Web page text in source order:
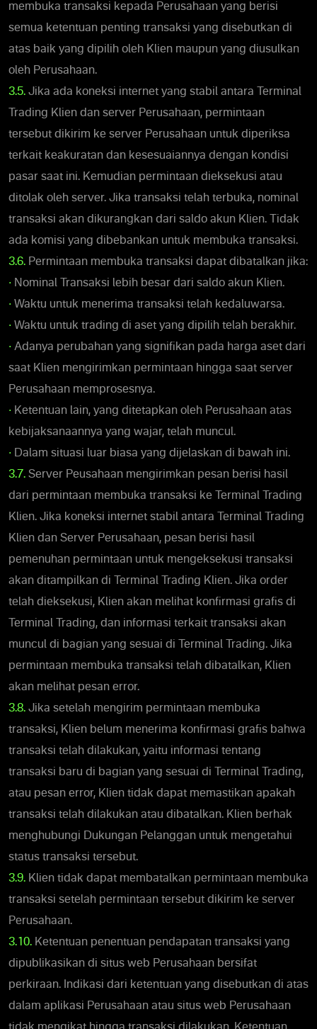
membuka transaksi kepada Perusahaan yang berisi
semua ketentuan penting transaksi yang disebutkan di
atas baik yang dipilih oleh Klien maupun yang diusulkan
oleh Perusahaan.
3.5. Jika ada koneksi internet yang stabil antara Terminal
Trading Klien dan server Perusahaan, permintaan
tersebut dikirim ke server Perusahaan untuk diperiksa
terkait keakuratan dan kesesuaiannya dengan kondisi
pasar saat ini. Kemudian permintaan dieksekusi atau
ditolak oleh server. Jika transaksi telah terbuka, nominal
transaksi akan dikurangkan dari saldo akun Klien. Tidak
ada komisi yang dibebankan untuk membuka transaksi.
3.6. Permintaan membuka transaksi dapat dibatalkan jika:
• Nominal Transaksi lebih besar dari saldo akun Klien.
• Waktu untuk menerima transaksi telah kedaluwarsa.
• Waktu untuk trading di aset yang dipilih telah berakhir.
• Adanya perubahan yang signifikan pada harga aset dari
saat Klien mengirimkan permintaan hingga saat server
Perusahaan memprosesnya.
• Ketentuan lain, yang ditetapkan oleh Perusahaan atas
kebijaksanaannya yang wajar, telah muncul.
• Dalam situasi luar biasa yang dijelaskan di bawah ini.
3.7. Server Peusahaan mengirimkan pesan berisi hasil
dari permintaan membuka transaksi ke Terminal Trading
Klien. Jika koneksi internet stabil antara Terminal Trading
Klien dan Server Perusahaan, pesan berisi hasil
pemenuhan permintaan untuk mengeksekusi transaksi
akan ditampilkan di Terminal Trading Klien. Jika order
telah dieksekusi, Klien akan melihat konfirmasi grafis di
Terminal Trading, dan informasi terkait transaksi akan
muncul di bagian yang sesuai di Terminal Trading. Jika
permintaan membuka transaksi telah dibatalkan, Klien
akan melihat pesan error.
3.8. Jika setelah mengirim permintaan membuka
transaksi, Klien belum menerima konfirmasi grafis bahwa
transaksi telah dilakukan, yaitu informasi tentang
transaksi baru di bagian yang sesuai di Terminal Trading,
atau pesan error, Klien tidak dapat memastikan apakah
transaksi telah dilakukan atau dibatalkan. Klien berhak
menghubungi Dukungan Pelanggan untuk mengetahui
status transaksi tersebut.
3.9. Klien tidak dapat membatalkan permintaan membuka
transaksi setelah permintaan tersebut dikirim ke server
Perusahaan.
3.10. Ketentuan penentuan pendapatan transaksi yang
dipublikasikan di situs web Perusahaan bersifat
perkiraan. Indikasi dari ketentuan yang disebutkan di atas
dalam aplikasi Perusahaan atau situs web Perusahaan